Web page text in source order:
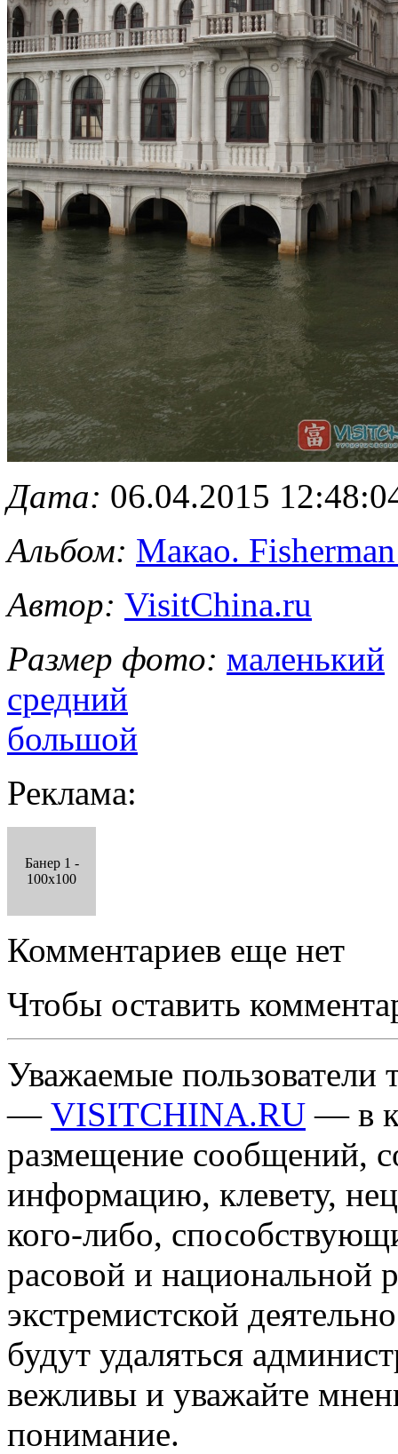
Дата: 06.04.2015
Альбом: Макао.
Автор: VisitChina.ru
Размер фото: маленький
средний
большой
Реклама:
Банер 1 -
100x100
Комментариев еще нет
Чтобы оставить
Уважаемые пользователи
— VISITCHINA.RU — в
размещение сообщений,
информацию, клевету,
кого-либо,
расовой и национальной
экстремистской
будут удаляться
вежливы и уважайте
понимание.